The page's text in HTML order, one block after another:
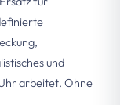
und
arbeitet. Ohne